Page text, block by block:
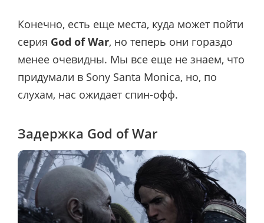
Конечно, есть еще места, куда может пойти
серия God of War, но теперь они гораздо
менее очевидны. Мы все еще не знаем, что
придумали в Sony Santa Monica, но, по
слухам, нас ожидает спин-офф.
Задержка God of War